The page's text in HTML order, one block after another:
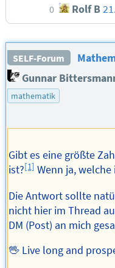
0 Rolf B
SELF-Forum
Gunnar
mathematik
Gibt es eine größte
ist?[1]Wenn ja, welche
Die Antwort sollte
nicht hier im Thread
DM (Post) an mich
🖖 Live long and